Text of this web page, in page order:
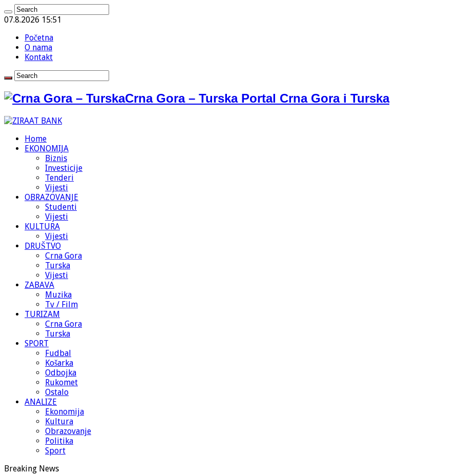
07.8.2026 15:51
Početna
O nama
Kontakt
Crna Gora – Turska Portal Crna Gora i Turska
Home
EKONOMIJA
Biznis
Investicije
Tenderi
Vijesti
OBRAZOVANJE
Studenti
Vijesti
KULTURA
Vijesti
DRUŠTVO
Crna Gora
Turska
Vijesti
ZABAVA
Muzika
Tv / Film
TURIZAM
Crna Gora
Turska
SPORT
Fudbal
Košarka
Odbojka
Rukomet
Ostalo
ANALIZE
Ekonomija
Kultura
Obrazovanje
Politika
Sport
Breaking News